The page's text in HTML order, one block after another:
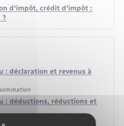
d'impôt, crédit d'impôt :
?
: déclaration et revenus à
: déductions, réductions et